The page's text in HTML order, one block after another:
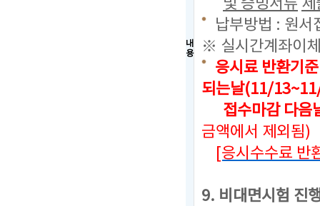
내
용
및 증빙서류 제
납부방법 : 원서
※ 실시간계좌이
응시료 반환기
되는날(11/
접수마감 다음
금액에서 제외됨)
[응시수수료 반
9. 비대면시험 진